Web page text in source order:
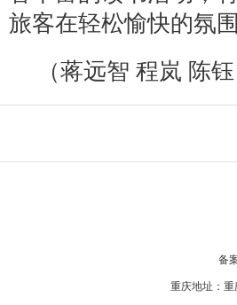
旅客在轻松愉快的氛
（蒋远智 程岚 陈钰
备
重庆地址：重